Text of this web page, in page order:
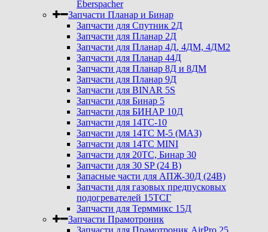
Eberspacher
Запчасти Планар и Бинар
Запчасти для Спутник 2Д
Запчасти для Планар 2Д
Запчасти для Планар 4Д, 4ДМ, 4ДМ2
Запчасти для Планар 44Д
Запчасти для Планар 8Д и 8ДМ
Запчасти для Планар 9Д
Запчасти для BINAR 5S
Запчасти для Бинар 5
Запчасти для БИНАР 10Д
Запчасти для 14ТС-10
Запчасти для 14ТС М-5 (МАЗ)
Запчасти для 14ТС MINI
Запчасти для 20ТС, Бинар 30
Запчасти для 30 SP (24 В)
Запасные части для АПЖ-30Д (24В)
Запчасти для газовых предпусковых
подогревателей 15ТСГ
Запчасти для Терммикс 15Д
Запчасти Прамотроник
Запчасти для Прамотроник AirPro 25